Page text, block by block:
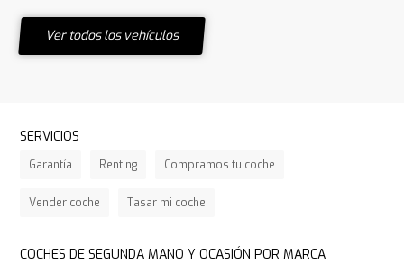
Ver todos los vehículos
SERVICIOS
Garantía Renting Compramos tu coche
Vender coche Tasar mi coche
COCHES DE SEGUNDA MANO Y OCASIÓN POR MARCA